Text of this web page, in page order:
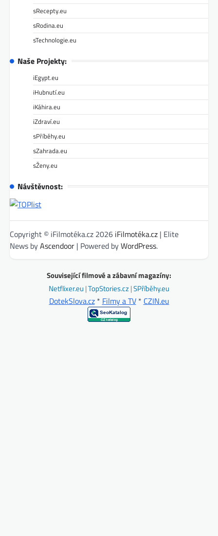
sRecepty.eu
sRodina.eu
sTechnologie.eu
Naše Projekty:
iEgypt.eu
iHubnutí.eu
iKáhira.eu
iZdraví.eu
sPříběhy.eu
sZahrada.eu
sŽeny.eu
Návštěvnost:
Copyright © iFilmotéka.cz 2026 iFilmotéka.cz | Elite
News byAscendoor | Powered byWordPress.
Související filmové a zábavní magazíny:
Netflixer.eu |TopStories.cz|SPříběhy.eu
DotekSlova.cz* Filmy a TV* CZIN.eu